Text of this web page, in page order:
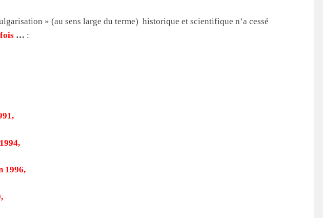
» (au sens large du terme) historique et scientifique n’a cessé
… :
1996,